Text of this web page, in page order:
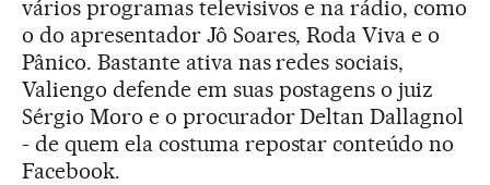
vários programas televisivos e na rádio, como
o do apresentador Jô Soares, Roda Viva e o
Pânico. Bastante ativa nas redes sociais,
Valiengo defende em suas postagens o juiz
Sérgio Moro e o procurador Deltan Dallagnol
- de quem ela costuma repostar conteúdo no
Facebook.